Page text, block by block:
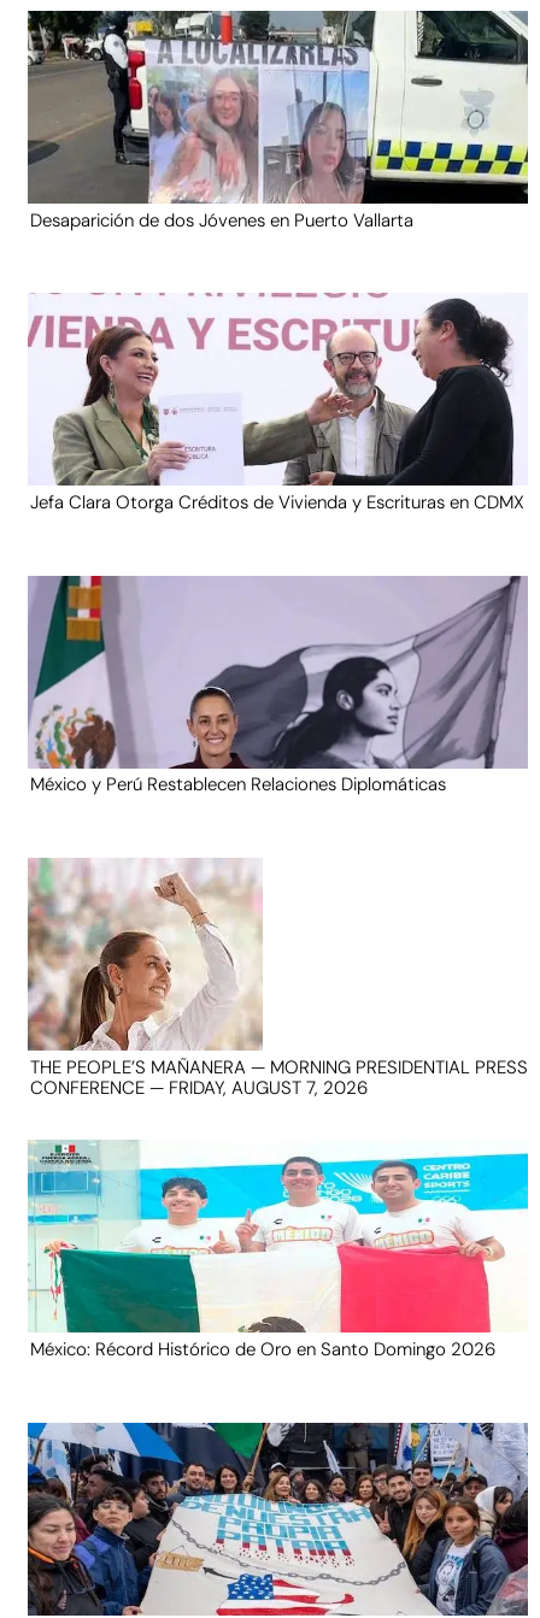
Desaparición de dos Jóvenes en Puerto Vallarta
Jefa Clara Otorga Créditos de Vivienda y Escrituras en CDMX
México y Perú Restablecen Relaciones Diplomáticas
THE PEOPLE’S MAÑANERA — MORNING PRESIDENTIAL PRESS
CONFERENCE — FRIDAY, AUGUST 7, 2026
México: Récord Histórico de Oro en Santo Domingo 2026